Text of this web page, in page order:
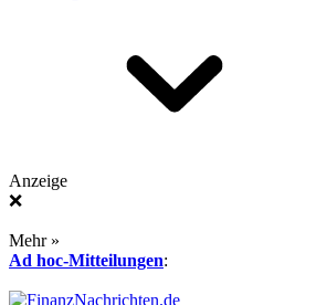
Anzeige
❌
Mehr »
Ad hoc-Mitteilungen: